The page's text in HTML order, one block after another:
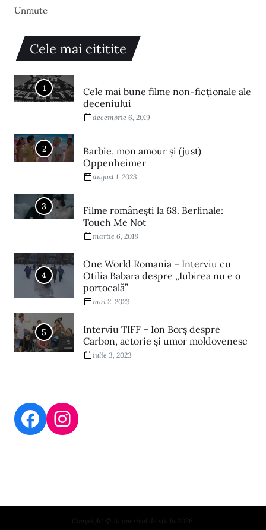
Unmute
Cele mai cititite
1
Cele mai bune filme non-ficționale ale
deceniului
decembrie 6, 2019
2
Barbie, mon amour și (just)
Oppenheimer
august 1, 2023
3
Filme româneşti la 68. Berlinale:
Touch Me Not
martie 6, 2018
4
One World Romania – Interviu cu
Otilia Babara despre „Iubirea nu e o
portocală”
mai 2, 2023
5
Interviu TIFF – Ion Borș despre
Carbon, actorie și umor moldovenesc
iulie 3, 2023
Copyright © Acoperișul de sticlă 2026.